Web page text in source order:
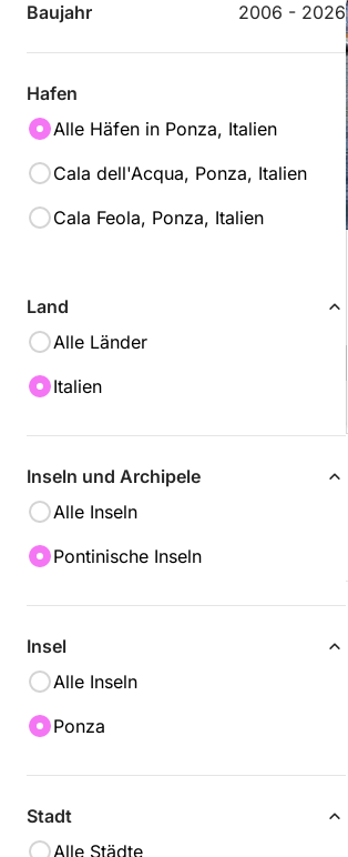
Baujahr 2006 - 2026
Hafen
Alle Häfen in Ponza, Italien
Cala dell'Acqua, Ponza, Italien
Cala Feola, Ponza, Italien
Land
Alle Länder
Italien
Inseln und Archipele
Alle Inseln
Pontinische Inseln
Insel
Alle Inseln
Ponza
Stadt
Alle Städte